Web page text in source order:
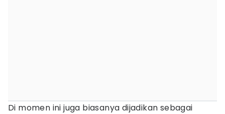
Di momen ini juga biasanya dijadikan sebagai